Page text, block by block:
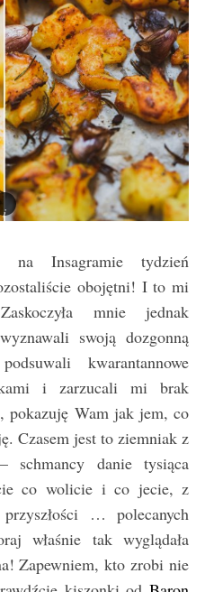
na Insagramie tydzień
obojętni! I to mi
mnie jednak
swoją dozgonną
kwarantannowe
i zarzucali mi brak
Wam jak jem, co
Czasem jest to ziemniak z
danie tysiąca
co wolicie i co jecie, z
… polecanych
właśnie tak wyglądała
Zapewniem, kto zrobi nie